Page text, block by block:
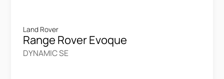
Land Rover
Range Rover Evoque
DYNAMIC SE